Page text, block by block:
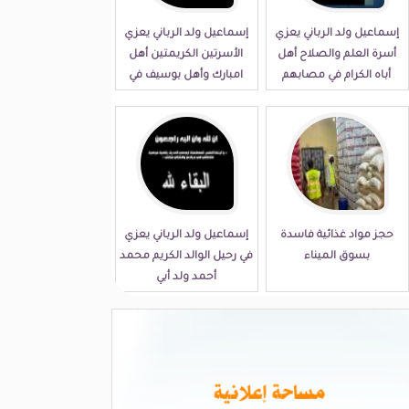
إسماعيل ولد الرباني يعزي
أسرة العلم والصلاح أهل
أباه الكرام في مصابهم
إسماعيل ولد الرباني يعزي
الأسرتين الكريمتين أهل
امبارك وأهل بوسيف في
حجز مواد غذائية فاسدة
بسوق الميناء
إسماعيل ولد الرباني يعزي
في رحيل الوالد الكريم محمد
أحمد ولد أبي